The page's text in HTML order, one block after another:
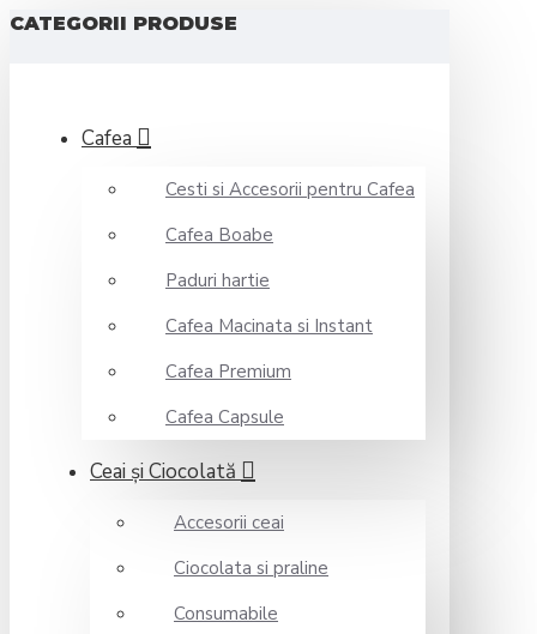
CATEGORII PRODUSE
Cafea
Cesti si Accesorii pentru Cafea
Cafea Boabe
Paduri hartie
Cafea Macinata si Instant
Cafea Premium
Cafea Capsule
Ceai şi Ciocolată
Accesorii ceai
Ciocolata si praline
Consumabile